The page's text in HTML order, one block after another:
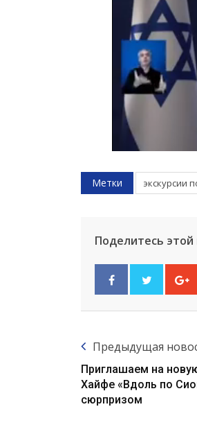
Метки экскурсии
Поделитесь
Предыдущая
Приглашаем на
Хайфе «Вдоль по
сюрпризом